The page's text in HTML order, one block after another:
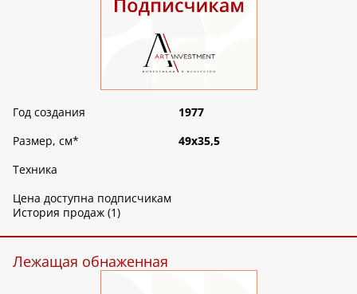
Год создания
1977
Размер, см*
49х35,5
Техника
Цена доступна подписчикам
История продаж (1)
Лежащая обнаженная